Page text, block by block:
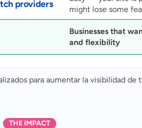
providers
might lose some
Businesses that
and flexibility
para aumentar la visibilidad de
THE IMPACT